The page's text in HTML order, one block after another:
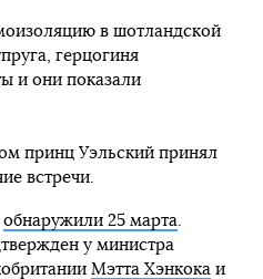
в шотландской
герцогиня
и они показали
принц Уэльский принял
встречи.
обнаружили 25 марта.
у министра
Мэтта Хэнкокаи